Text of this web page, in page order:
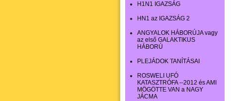
H1N1 IGAZSÁG
HN1 az IGAZSÁG 2
ANGYALOK HÁBORÚJA vagy
az első GALAKTIKUS
HÁBORÚ
PLEJÁDOK TANÍTÁSAI
ROSWELI UFÓ
KATASZTRÓFA --2012 és AMI
MÖGÖTTE VAN a NAGY
JÁCMA